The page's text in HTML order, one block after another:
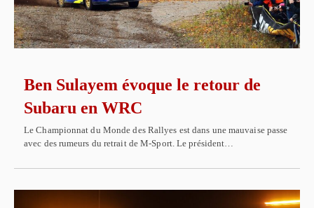
Ben Sulayem évoque le retour de
Subaru en WRC
Le Championnat du Monde des Rallyes est dans une mauvaise passe
avec des rumeurs du retrait de M-Sport. Le président…